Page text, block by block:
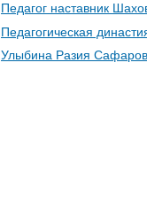
Педагог наставник
Педагогическая
Улыбина Разия